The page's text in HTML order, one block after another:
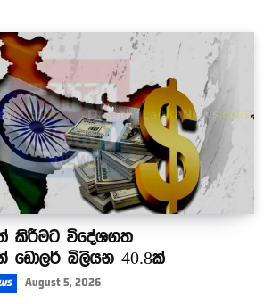
කිරීමට විදේශගත
ඩොලර් බිලියන 40.8ක්
August 5, 2026